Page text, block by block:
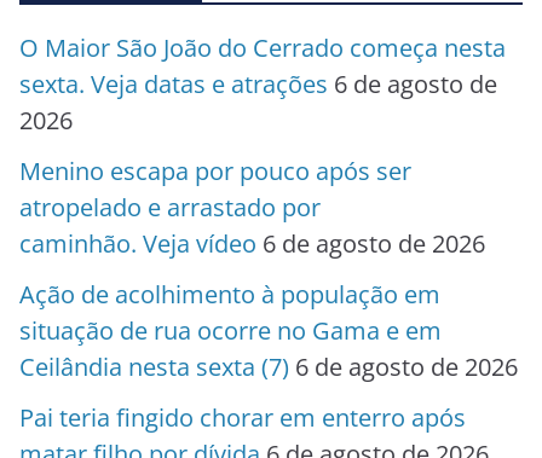
O Maior São João do Cerrado começa nesta
sexta. Veja datas e atrações 6 de agosto de
2026
Menino escapa por pouco após ser
atropelado e arrastado por
caminhão. Veja vídeo 6 de agosto de 2026
Ação de acolhimento à população em
situação de rua ocorre no Gama e em
Ceilândia nesta sexta (7) 6 de agosto de 2026
Pai teria fingido chorar em enterro após